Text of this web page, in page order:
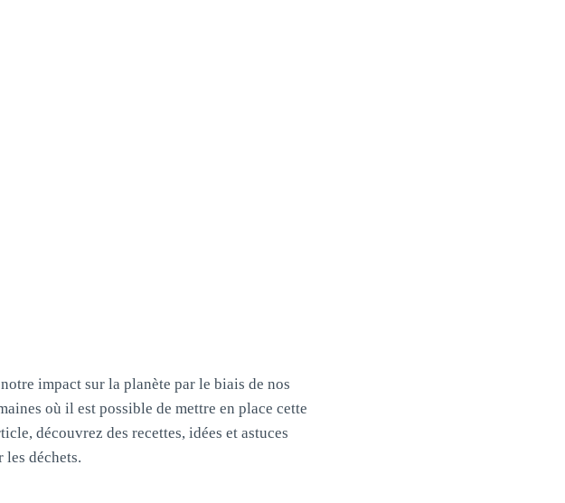
impact sur la planète par le biais de nos
où il est possible de mettre en place cette
découvrez des recettes, idées et astuces
déchets.